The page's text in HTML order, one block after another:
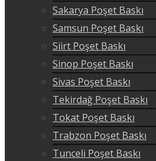
Sakarya Poşet Baskı
Samsun Poşet Baskı
Siirt Poşet Baskı
Sinop Poşet Baskı
Sivas Poşet Baskı
Tekirdağ Poşet Baskı
Tokat Poşet Baskı
Trabzon Poşet Baskı
Tunceli Poşet Baskı